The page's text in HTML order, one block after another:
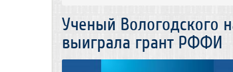
Ученый Вологодского
выиграла грант РФФИ